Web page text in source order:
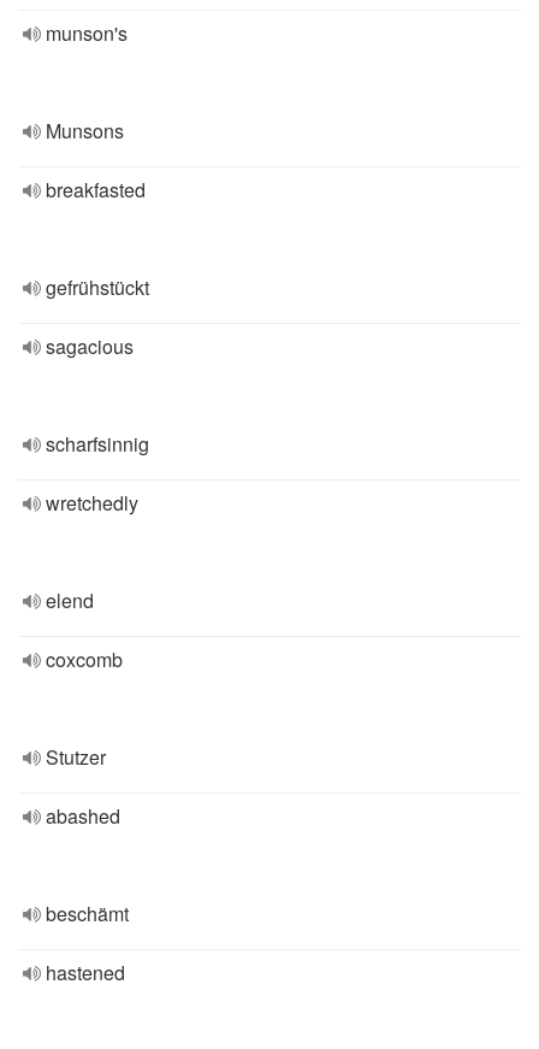
munson's
Munsons
breakfasted
gefrühstückt
sagacious
scharfsinnig
wretchedly
elend
coxcomb
Stutzer
abashed
beschämt
hastened